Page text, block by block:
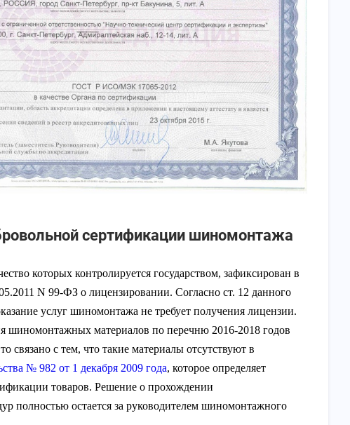
сертификации шиномонтажа
которых контролируется государством, зафиксирован в
N 99-ФЗ о лицензировании. Согласно ст. 12 данного
услуг шиномонтажа не требует получения лицензии.
шиномонтажных материалов по перечню 2016­-2018 годов
связано с тем, что такие материалы отсутствуют в
№ 982 от 1 декабря 2009 года, которое определяет
товаров. Решение о прохождении
полностью остается за руководителем шиномонтажного